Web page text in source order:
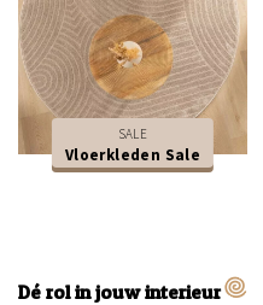
SALE
Vloerkleden Sale
Dé rol in jouw interieur